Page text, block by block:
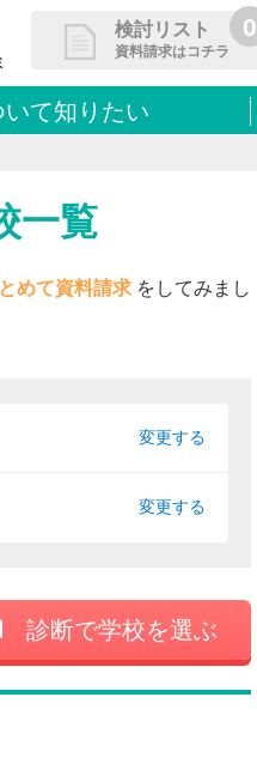
検討リスト
資料請求はコチラ
0
リストに追加しました
ます
て知りたい
一覧
めて資料請求 をしてみまし
変更する
変更する
診断で学校を選ぶ